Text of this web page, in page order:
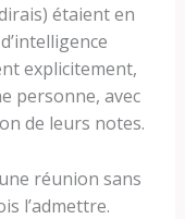
étaient en
explicitement,
personne, avec
de leurs notes.
réunion sans
l’admettre.